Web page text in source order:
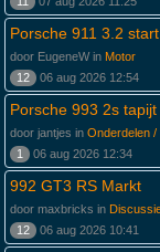
Porsche 911 3.2
door EugeneW in Motor
12
06 aug 2026 12:54
Porsche 993 2s
door jantjes in Onderdelen
1
06 aug 2026 12:34
992 GT3 RS Markt
door maxbricks in
12
06 aug 2026 10:41